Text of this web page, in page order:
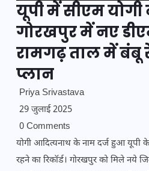
यूपी में सीएम योगी
गोरखपुर में नए
रामगढ़ ताल में बंबू
प्लान
Priya Srivastava
29 जुलाई 2025
0 Comments
योगी आदित्यनाथ के नाम दर्ज हुआ
रहने का रिकॉर्ड। गोरखपुर को मिले नये